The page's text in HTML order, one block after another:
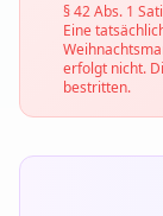
§ 42 Abs. 1
Eine
erfolgt nicht.
bestritten.